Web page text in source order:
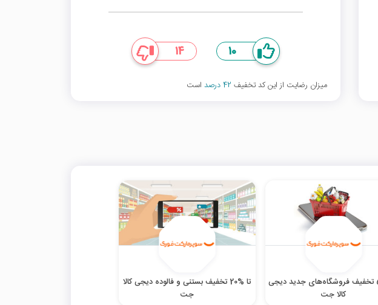
10
14
میزان رضایت از این کد تخفیف 42 درصد است
تا %50 تخفیف فروشگاه‌های جدید دیجی
کالا جت
تا %20 تخفیف بستنی و فالوده دیجی کالا
جت